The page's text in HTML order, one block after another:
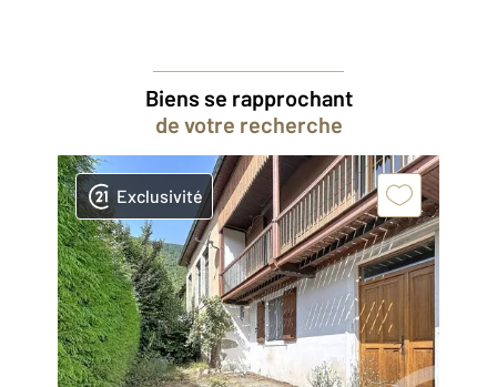
Biens se rapprochant
de votre recherche
Exclusivité